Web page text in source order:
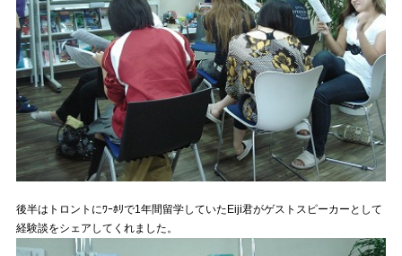
後半はトロントにﾜｰﾎﾘで1年間留学していたEiji君がゲストスピーカーとして
経験談をシェアしてくれました。